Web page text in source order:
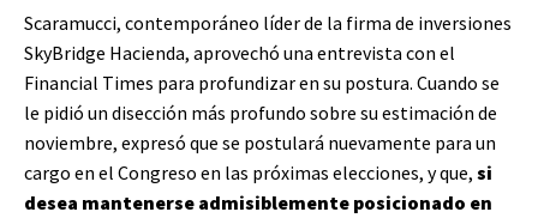
Scaramucci, contemporáneo líder de la firma de inversiones
SkyBridge Hacienda, aprovechó una entrevista con el
Financial Times para profundizar en su postura. Cuando se
le pidió un disección más profundo sobre su estimación de
noviembre, expresó que se postulará nuevamente para un
cargo en el Congreso en las próximas elecciones, y que, si
desea mantenerse admisiblemente posicionado en